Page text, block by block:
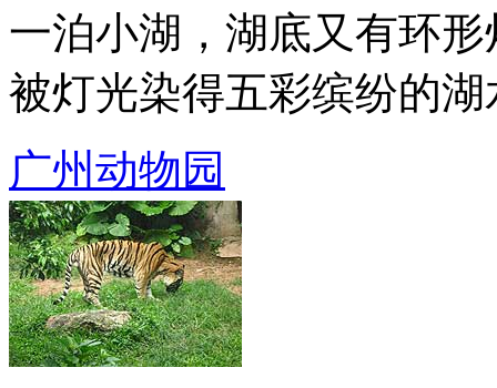
一泊小湖，湖底又有环
被灯光染得五彩缤纷的
广州动物园